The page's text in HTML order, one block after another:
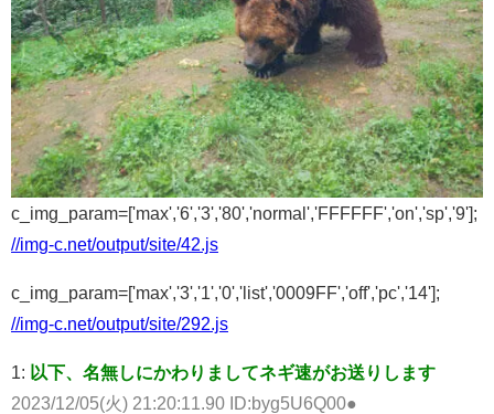
c_img_param=['max','6','3','80','normal','FFFFFF','on','sp','9'];
//img-c.net/output/site/42.js
c_img_param=['max','3','1','0','list','0009FF','off','pc','14'];
//img-c.net/output/site/292.js
1: 以下、名無しにかわりましてネギ速がお送りします
2023/12/05(火) 21:20:11.90 ID:byg5U6Q00●